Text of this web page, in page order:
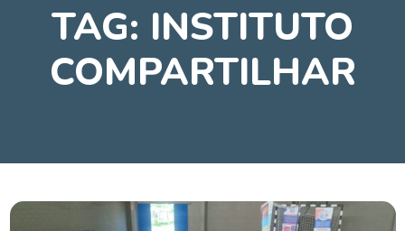
TAG: INSTITUTO
COMPARTILHAR